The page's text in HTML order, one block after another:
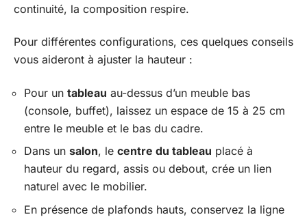
continuité, la composition respire.
Pour différentes configurations, ces quelques conseils
vous aideront à ajuster la hauteur :
Pour un tableau au-dessus d’un meuble bas
(console, buffet), laissez un espace de 15 à 25 cm
entre le meuble et le bas du cadre.
Dans un salon, le centre du tableau placé à
hauteur du regard, assis ou debout, crée un lien
naturel avec le mobilier.
En présence de plafonds hauts, conservez la ligne